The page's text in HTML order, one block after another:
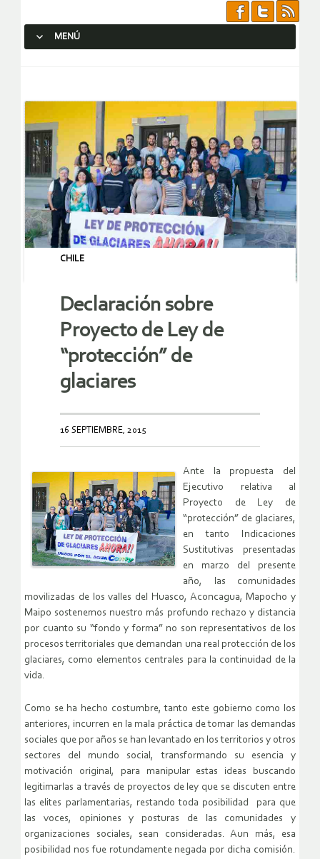
MENÚ
CHILE
Declaración sobre
Proyecto de Ley de
“protección” de
glaciares
16 SEPTIEMBRE, 2015
Ante la propuesta del
Ejecutivo relativa al
Proyecto de Ley de
“protección” de glaciares,
en tanto Indicaciones
Sustitutivas presentadas
en marzo del presente
año, las comunidades
movilizadas de los valles del Huasco, Aconcagua, Mapocho y
Maipo sostenemos nuestro más profundo rechazo y distancia
por cuanto su “fondo y forma” no son representativos de los
procesos territoriales que demandan una real protección de los
glaciares, como elementos centrales para la continuidad de la
vida.
Como se ha hecho costumbre, tanto este gobierno como los
anteriores, incurren en la mala práctica de tomar las demandas
sociales que por años se han levantado en los territorios y otros
sectores del mundo social, transformando su esencia y
motivación original, para manipular estas ideas buscando
legitimarlas a través de proyectos de ley que se discuten entre
las elites parlamentarias, restando toda posibilidad para que
las voces, opiniones y posturas de las comunidades y
organizaciones sociales, sean consideradas. Aun más, esa
posibilidad nos fue rotundamente negada por dicha comisión.